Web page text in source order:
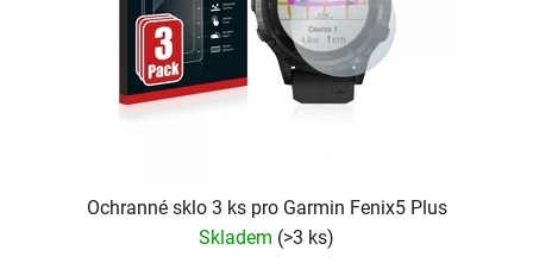
Ochranné sklo 3 ks pro Garmin Fenix5 Plus
Skladem (>3 ks)